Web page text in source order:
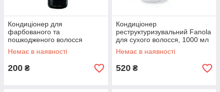
Кондиціонер для
фарбованого та
пошкодженого волосся
Echosline C1, 250 мл
Немає в наявності
200 ₴
Кондиціонер
реструктуризувальний Fanola
для сухого волосся, 1000 мл
Немає в наявності
520 ₴